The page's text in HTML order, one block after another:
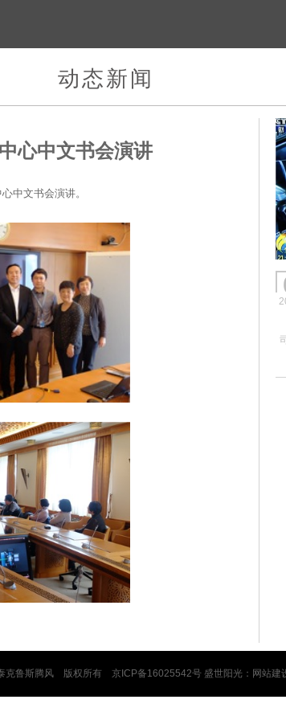
动态新闻
心中文书会演讲
中文书会演讲。
鲁斯腾风 版权所有 京ICP备16025542号 盛世阳光： 网站建